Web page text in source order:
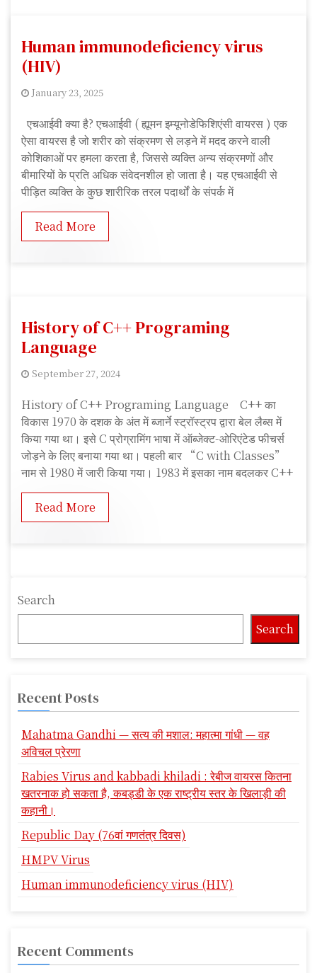
Human immunodeficiency virus
(HIV)
January 23, 2025
u
s
h
m
i
t
एचआईवी क्या है? एचआईवी ( ह्यूमन इम्यूनोडेफिशिएंसी वायरस ) एक
ऐसा वायरस है जो शरीर को संक्रमण से लड़ने में मदद करने वाली
कोशिकाओं पर हमला करता है, जिससे व्यक्ति अन्य संक्रमणों और
बीमारियों के प्रति अधिक संवेदनशील हो जाता है। यह एचआईवी से
पीड़ित व्यक्ति के कुछ शारीरिक तरल पदार्थों के संपर्क में
Read More
History of C++ Programing
Language
September 27, 2024
n
k
i
t
K
History of C++ Programing Language C++ का
विकास 1970 के दशक के अंत में ब्जार्ने स्ट्रॉस्ट्रप द्वारा बेल लैब्स में
किया गया था। इसे C प्रोग्रामिंग भाषा में ऑब्जेक्ट-ओरिएंटेड फीचर्स
जोड़ने के लिए बनाया गया था। पहली बार “C with Classes”
नाम से 1980 में जारी किया गया। 1983 में इसका नाम बदलकर C++
Read More
Search
Search
Recent Posts
Mahatma Gandhi — सत्य की मशाल: महात्मा गांधी — वह
अविचल प्रेरणा
Rabies Virus and kabbadi khiladi : रेबीज वायरस कितना
खतरनाक हो सकता है, कबड्डी के एक राष्ट्रीय स्तर के खिलाड़ी की
कहानी।
Republic Day (76वां गणतंत्र दिवस)
HMPV Virus
Human immunodeficiency virus (HIV)
Recent Comments